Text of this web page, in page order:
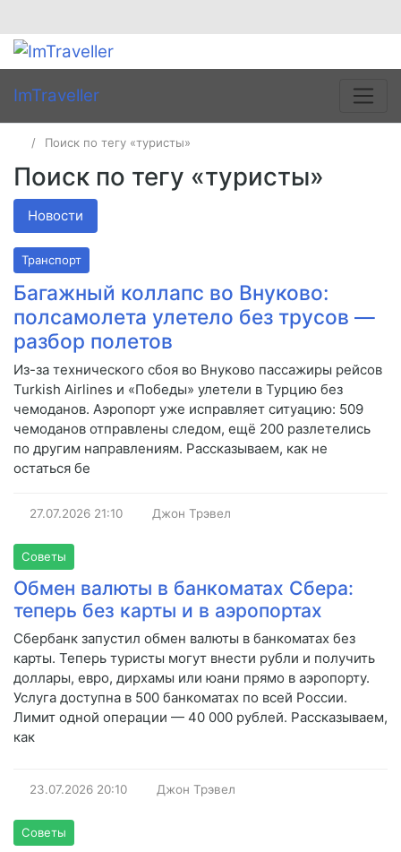
ImTraveller
Поиск по тегу «туристы»
Поиск по тегу «туристы»
Новости
Транспорт
Багажный коллапс во Внуково:
полсамолета улетело без трусов —
разбор полетов
Из-за технического сбоя во Внуково пассажиры рейсов
Turkish Airlines и «Победы» улетели в Турцию без
чемоданов. Аэропорт уже исправляет ситуацию: 509
чемоданов отправлены следом, ещё 200 разлетелись
по другим направлениям. Рассказываем, как не
остаться бе
27.07.2026 21:10 Джон Трэвел
Советы
Обмен валюты в банкоматах Сбера:
теперь без карты и в аэропортах
Сбербанк запустил обмен валюты в банкоматах без
карты. Теперь туристы могут внести рубли и получить
доллары, евро, дирхамы или юани прямо в аэропорту.
Услуга доступна в 500 банкоматах по всей России.
Лимит одной операции — 40 000 рублей. Рассказываем,
как
23.07.2026 20:10 Джон Трэвел
Советы